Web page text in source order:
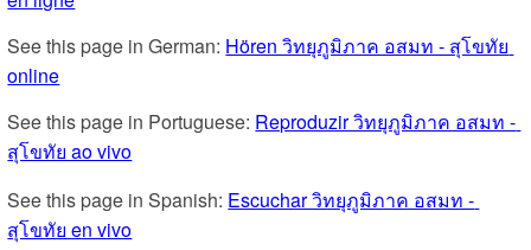
See this page in German: Hören วิทยุภูมิภาค อสมท - สุโขทัย
online
See this page in Portuguese: Reproduzir วิทยุภูมิภาค อสมท -
สุโขทัย ao vivo
See this page in Spanish: Escuchar วิทยุภูมิภาค อสมท -
สุโขทัย en vivo